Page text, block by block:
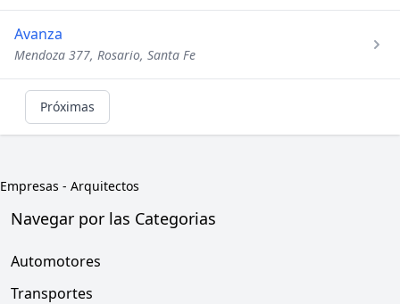
Avanza
Mendoza 377, Rosario, Santa Fe
Próximas
Empresas - Arquitectos
Navegar por las Categorias
Automotores
Transportes